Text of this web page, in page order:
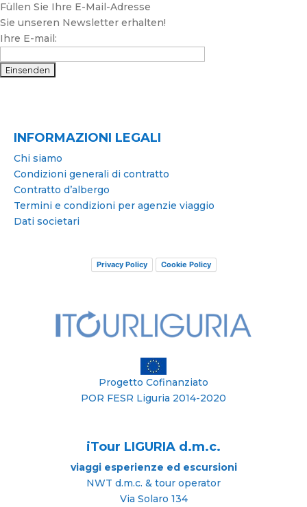
Füllen Sie Ihre E-Mail-Adresse
Sie unseren Newsletter erhalten!
Ihre E-mail:
INFORMAZIONI LEGALI
Chi siamo
Condizioni generali di contratto
Contratto d’albergo
Termini e condizioni per agenzie viaggio
Dati societari
Privacy Policy Cookie Policy
Progetto Cofinanziato
POR FESR Liguria 2014-2020
iTour LIGURIA d.m.c.
viaggi esperienze ed escursioni
NWT d.m.c. & tour operator
Via Solaro 134